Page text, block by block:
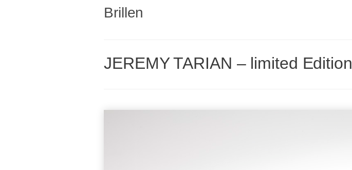
Brillen
JEREMY TARIAN – limited Edition